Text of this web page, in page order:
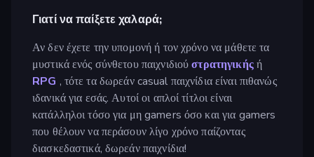
Γιατί να παίξετε χαλαρά;
Αν δεν έχετε την υπομονή ή τον χρόνο να μάθετε τα
μυστικά ενός σύνθετου παιχνιδιούστρατηγικήςή
RPG , τότε τα δωρεάν casual παιχνίδια είναι πιθανώς
ιδανικά για εσάς. Αυτοί οι απλοί τίτλοι είναι
κατάλληλοι τόσο για μη gamers όσο και για gamers
που θέλουν να περάσουν λίγο χρόνο παίζοντας
διασκεδαστικά, δωρεάν παιχνίδια!